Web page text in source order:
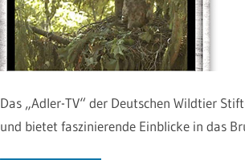
Das „Adler-TV“ der Deutschen Wildtier
und bietet faszinierende Einblicke in das